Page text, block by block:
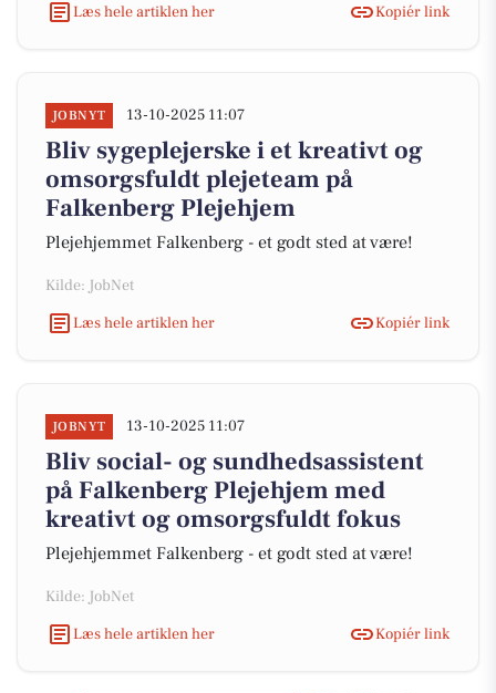
Læs hele artiklen her
Kopiér link
JOBNYT 13-10-2025 11:07
Bliv sygeplejerske i et kreativt og
omsorgsfuldt plejeteam på
Falkenberg Plejehjem
Plejehjemmet Falkenberg - et godt sted at være!
Kilde: JobNet
Læs hele artiklen her
Kopiér link
JOBNYT 13-10-2025 11:07
Bliv social- og sundhedsassistent
på Falkenberg Plejehjem med
kreativt og omsorgsfuldt fokus
Plejehjemmet Falkenberg - et godt sted at være!
Kilde: JobNet
Læs hele artiklen her
Kopiér link